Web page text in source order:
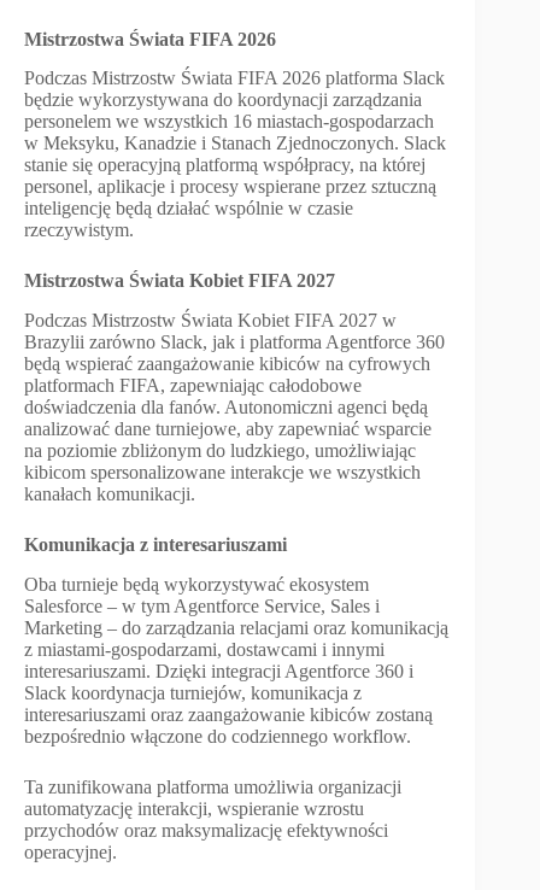
Mistrzostwa Świata FIFA 2026
Podczas Mistrzostw Świata FIFA 2026 platforma Slack
będzie wykorzystywana do koordynacji zarządzania
personelem we wszystkich 16 miastach-gospodarzach
w Meksyku, Kanadzie i Stanach Zjednoczonych. Slack
stanie się operacyjną platformą współpracy, na której
personel, aplikacje i procesy wspierane przez sztuczną
inteligencję będą działać wspólnie w czasie
rzeczywistym.
Mistrzostwa Świata Kobiet FIFA 2027
Podczas Mistrzostw Świata Kobiet FIFA 2027 w
Brazylii zarówno Slack, jak i platforma Agentforce 360
będą wspierać zaangażowanie kibiców na cyfrowych
platformach FIFA, zapewniając całodobowe
doświadczenia dla fanów. Autonomiczni agenci będą
analizować dane turniejowe, aby zapewniać wsparcie
na poziomie zbliżonym do ludzkiego, umożliwiając
kibicom spersonalizowane interakcje we wszystkich
kanałach komunikacji.
Komunikacja z interesariuszami
Oba turnieje będą wykorzystywać ekosystem
Salesforce – w tym Agentforce Service, Sales i
Marketing – do zarządzania relacjami oraz komunikacją
z miastami-gospodarzami, dostawcami i innymi
interesariuszami. Dzięki integracji Agentforce 360 i
Slack koordynacja turniejów, komunikacja z
interesariuszami oraz zaangażowanie kibiców zostaną
bezpośrednio włączone do codziennego workflow.
Ta zunifikowana platforma umożliwia organizacji
automatyzację interakcji, wspieranie wzrostu
przychodów oraz maksymalizację efektywności
operacyjnej.